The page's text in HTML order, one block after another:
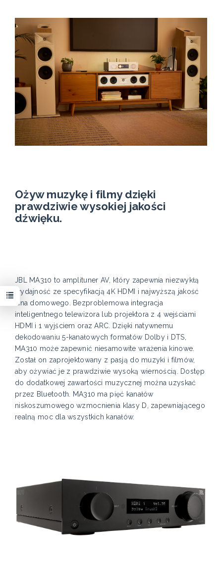
Ożyw muzykę i filmy dzięki
prawdziwie wysokiej jakości
dźwięku.
JBL MA310 to amplituner AV, który zapewnia niezwykłą
wydajność ze specyfikacją 4K HDMI i najwyższą jakość
kina domowego. Bezproblemowa integracja
inteligentnego telewizora lub projektora z 4 wejściami
HDMI i 1 wyjściem oraz ARC. Dzięki natywnemu
dekodowaniu 5-kanałowych formatów Dolby i DTS,
MA310 może zapewnić niesamowite wrażenia kinowe.
Został on zaprojektowany z pasją do muzyki i filmów,
aby ożywiać je z prawdziwie wysoką wiernością. Dostęp
do dodatkowej zawartości muzycznej można uzyskać
przez Bluetooth. MA310 ma pięć kanałów
niskoszumowego wzmocnienia klasy D, zapewniającego
realną moc dla wszystkich kanałów.